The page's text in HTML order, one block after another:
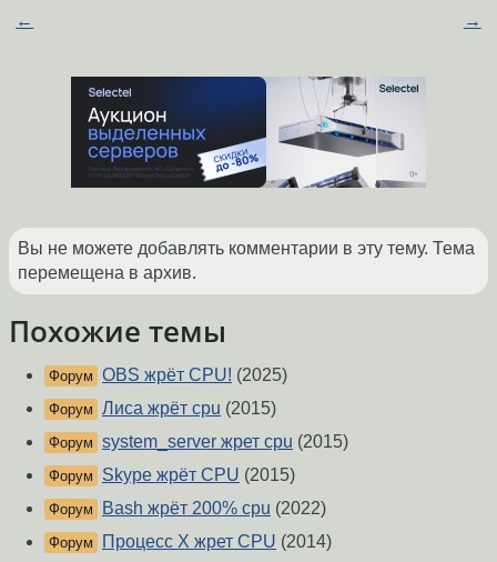
← →
Вы не можете добавлять комментарии в эту тему. Тема
перемещена в архив.
Похожие темы
Форум OBS жрёт CPU! (2025)
Форум Лиса жрёт cpu (2015)
Форум system_server жрет cpu (2015)
Форум Skype жрёт CPU (2015)
Форум Bash жрёт 200% cpu (2022)
Форум Процесс X жрет CPU (2014)